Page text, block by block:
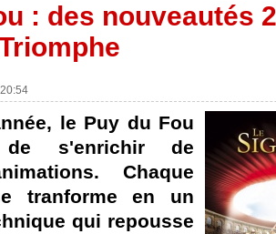
: des nouveautés
le Puy du Fou
s'enrichir de
Chaque
tranforme en un
qui repousse